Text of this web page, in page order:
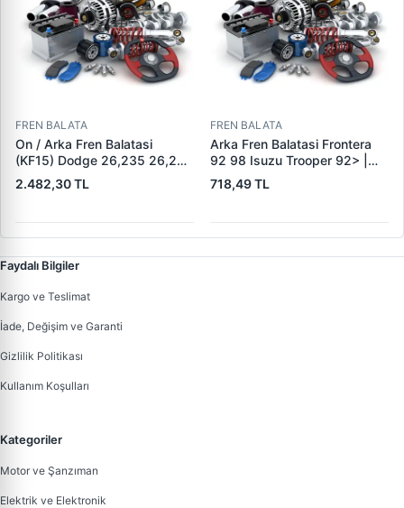
FREN BALATA
On / Arka Fren Balatasi
(KF15) Dodge 26,235 26,260
32,260 Dingil | KALE B 1278
1840 05 KF22 | OEM 19557 /
M91003501
2.482,30 TL
FREN BALATA
Arka Fren Balatasi Frontera
92 98 Isuzu Trooper 92> |
KRAFTVOLL 07160049 |
OEM 160 5851
718,49 TL
Faydalı Bilgiler
Kargo ve Teslimat
İade, Değişim ve Garanti
Gizlilik Politikası
Kullanım Koşulları
Kategoriler
Motor ve Şanzıman
Elektrik ve Elektronik